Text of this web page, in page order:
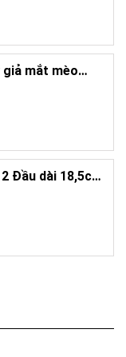
giả mắt mèo
(ngẫu nhiên)
Đầu dài 18,5cm